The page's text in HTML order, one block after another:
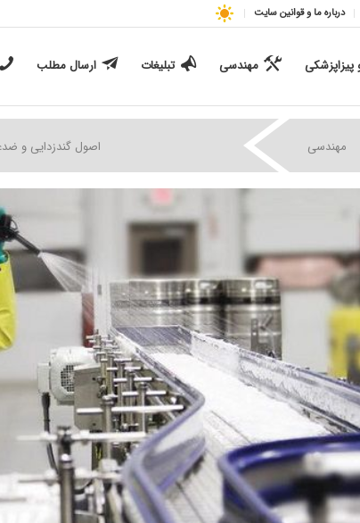
درباره ما و قوانین سایت
مهندسی تبلیغات ارسال مطلب
مهندسی | اصول گندزدایی و